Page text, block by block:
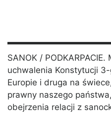
SANOK /
uchwalenia Konstytucji
Europie i druga na
prawny naszego
obejrzenia relacji z